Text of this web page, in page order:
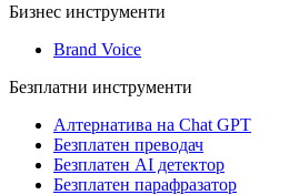
Бизнес инструменти
Brand Voice
Безплатни инструменти
Алтернатива на Chat GPT
Безплатен преводач
Безплатен AI детектор
Безплатен парафразатор